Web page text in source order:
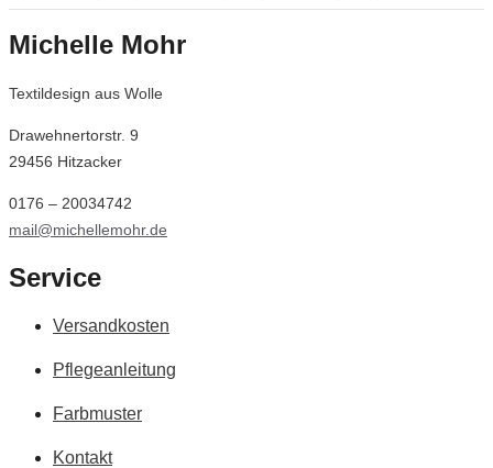
Teppich
Puderrosa
Decke
Golden
Michelle Mohr
Textildesign aus Wolle
Drawehnertorstr. 9
29456 Hitzacker
0176 – 20034742
mail@michellemohr.de
Service
Versandkosten
Pflegeanleitung
Farbmuster
Kontakt